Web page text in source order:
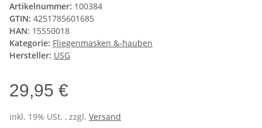
Artikelnummer: 100384
GTIN: 4251785601685
HAN: 15550018
Kategorie: Fliegenmasken &-hauben
Hersteller: USG
29,95 €
inkl. 19% USt. , zzgl. Versand